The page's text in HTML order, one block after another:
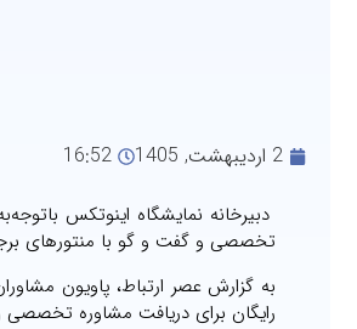
2 اردیبهشت, 1405 16:52
دبیرخانه نمایشگاه اینوتکس
تخصصی و گفت و گو با منتورهای
به گزارش عصر ارتباط، پاویون
رایگان برای دریافت مشاوره